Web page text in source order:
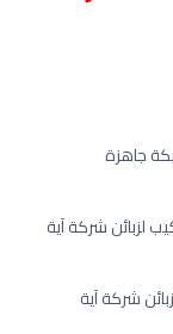
شركة آية